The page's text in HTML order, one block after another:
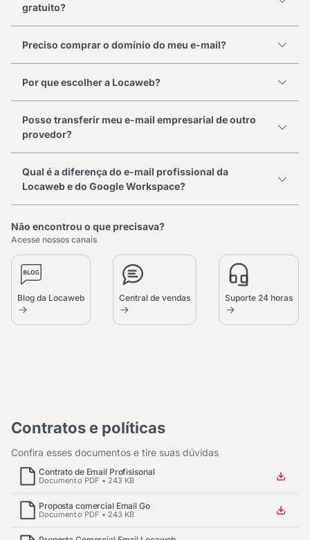
gratuito?
Preciso comprar o domínio do meu e-mail?
Por que escolher a Locaweb?
Posso transferir meu e-mail empresarial de outro
provedor?
Qual é a diferença do e-mail profissional da
Locaweb e do Google Workspace?
Não encontrou o que precisava?
Acesse nossos canais
Blog da Locaweb Central de vendas Suporte 24 horas
Contratos e políticas
Confira esses documentos e tire suas dúvidas
Contrato de Email Profisisonal
Documento PDF • 243 KB
Proposta comercial Email Go
Documento PDF • 243 KB